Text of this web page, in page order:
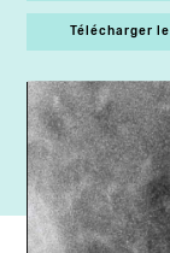
Télécharger le